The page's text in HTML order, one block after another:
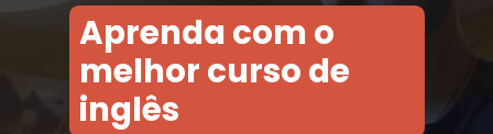
Aprenda com o
melhor curso de
inglês